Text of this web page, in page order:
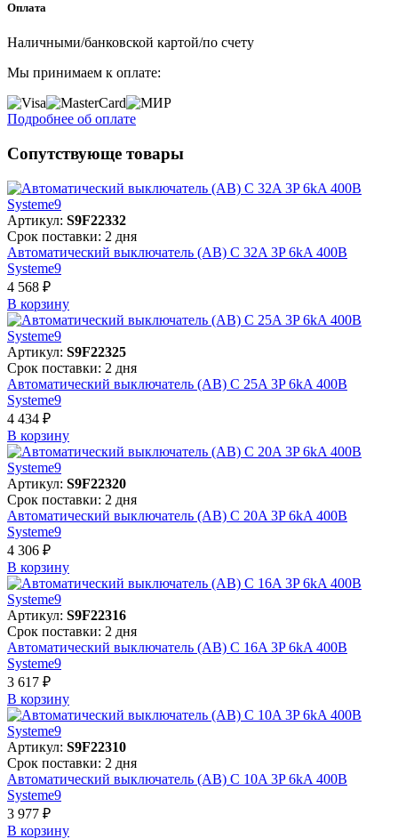
Оплата
Наличными/банковской картой/по счету
Мы принимаем к оплате:
Подробнее об оплате
Сопутствующе товары
Артикул: S9F22332
Срок поставки: 2 дня
Автоматический выключатель (АВ) C 32A 3P 6kA 400В
Systeme9
4 568 ₽
В корзинy
Артикул: S9F22325
Срок поставки: 2 дня
Автоматический выключатель (АВ) C 25A 3P 6kA 400В
Systeme9
4 434 ₽
В корзинy
Артикул: S9F22320
Срок поставки: 2 дня
Автоматический выключатель (АВ) C 20A 3P 6kA 400В
Systeme9
4 306 ₽
В корзинy
Артикул: S9F22316
Срок поставки: 2 дня
Автоматический выключатель (АВ) C 16A 3P 6kA 400В
Systeme9
3 617 ₽
В корзинy
Артикул: S9F22310
Срок поставки: 2 дня
Автоматический выключатель (АВ) C 10A 3P 6kA 400В
Systeme9
3 977 ₽
В корзинy